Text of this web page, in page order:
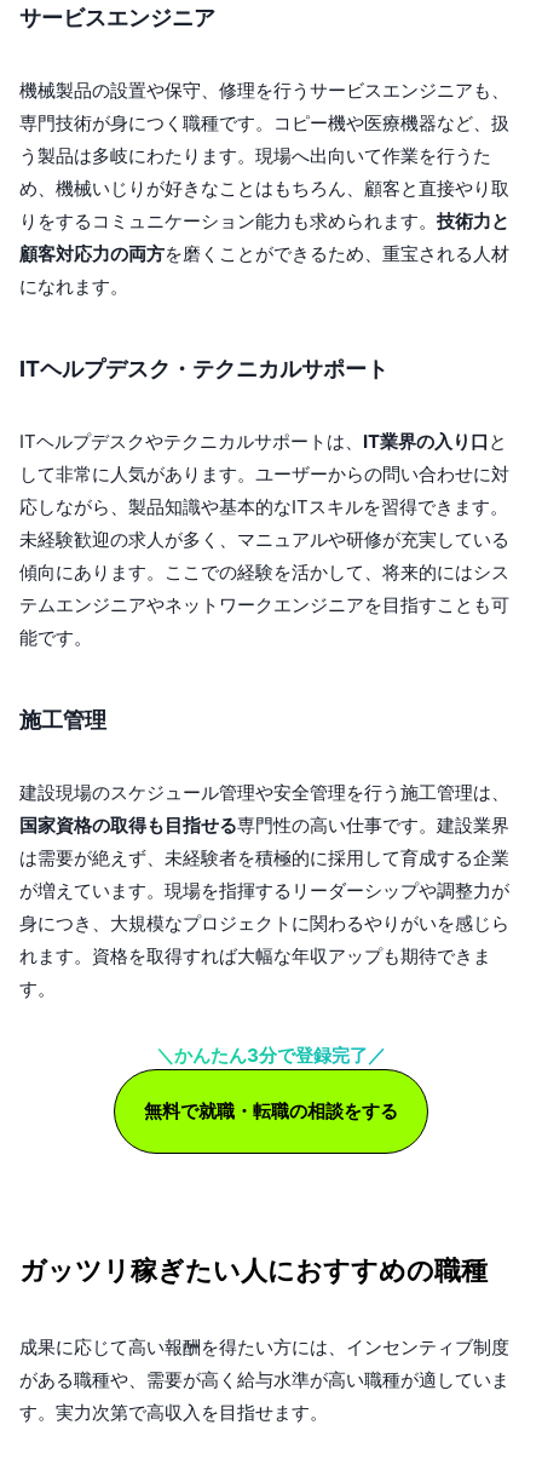
サービスエンジニア
機械製品の設置や保守、修理を行うサービスエンジニアも、
専門技術が身につく職種です。コピー機や医療機器など、扱
う製品は多岐にわたります。現場へ出向いて作業を行うた
め、機械いじりが好きなことはもちろん、顧客と直接やり取
りをするコミュニケーション能力も求められます。 技術力と
顧客対応力の両方を磨くことができるため、重宝される人材
になれます。
ITヘルプデスク・テクニカルサポート
ITヘルプデスクやテクニカルサポートは、 IT業界の入り口 と
して非常に人気があります。ユーザーからの問い合わせに対
応しながら、製品知識や基本的なITスキルを習得できます。
未経験歓迎の求人が多く、マニュアルや研修が充実している
傾向にあります。ここでの経験を活かして、将来的にはシス
テムエンジニアやネットワークエンジニアを目指すことも可
能です。
施工管理
建設現場のスケジュール管理や安全管理を行う施工管理は、
国家資格の取得も目指せる専門性の高い仕事です。建設業界
は需要が絶えず、未経験者を積極的に採用して育成する企業
が増えています。現場を指揮するリーダーシップや調整力が
身につき、大規模なプロジェクトに関わるやりがいを感じら
れます。資格を取得すれば大幅な年収アップも期待できま
す。
＼かんたん3分で登録完了／
無料で就職・転職の相談をする
ガッツリ稼ぎたい人におすすめの職種
成果に応じて高い報酬を得たい方には、インセンティブ制度
がある職種や、需要が高く給与水準が高い職種が適していま
す。実力次第で高収入を目指せます。